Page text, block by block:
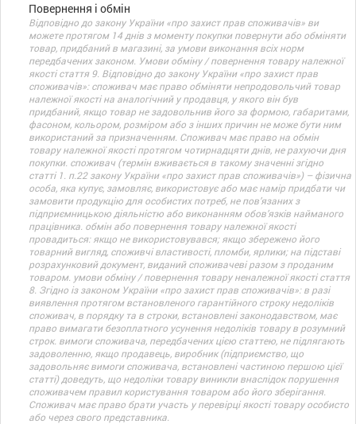
Повернення і обмін
Відповідно до закону України «про захист прав споживачів» ви
можете протягом 14 днів з моменту покупки повернути або обміняти
товар, придбаний в магазині, за умови виконання всіх норм
передбачених законом. Умови обміну / повернення товару належної
якості стаття 9. Відповідно до закону України «про захист прав
споживачів»: споживач має право обміняти непродовольчий товар
належної якості на аналогічний у продавця, у якого він був
придбаний, якщо товар не задовольнив його за формою, габаритами,
фасоном, кольором, розміром або з інших причин не може бути ним
використаний за призначенням. Споживач має право на обмін
товару належної якості протягом чотирнадцяти днів, не рахуючи дня
покупки. споживач (термін вживається в такому значенні згідно
статті 1. п.22 закону України «про захист прав споживачів») – фізична
особа, яка купує, замовляє, використовує або має намір придбати чи
замовити продукцію для особистих потреб, не пов’язаних з
підприємницькою діяльністю або виконанням обов’язків найманого
працівника. обмін або повернення товару належної якості
провадиться: якщо не використовувався; якщо збережено його
товарний вигляд, споживчі властивості, пломби, ярлики; на підставі
розрахунковий документ, виданий споживачеві разом з проданим
товаром. умови обміну / повернення товару неналежної якості стаття
8. Згідно із законом України «про захист прав споживачів»: в разі
виявлення протягом встановленого гарантійного строку недоліків
споживач, в порядку та в строки, встановлені законодавством, має
право вимагати безоплатного усунення недоліків товару в розумний
строк. вимоги споживача, передбачених цією статтею, не підлягають
задоволенню, якщо продавець, виробник (підприємство, що
задовольняє вимоги споживача, встановлені частиною першою цієї
статті) доведуть, що недоліки товару виникли внаслідок порушення
споживачем правил користування товаром або його зберігання.
Споживач має право брати участь у перевірці якості товару особисто
або через свого представника.